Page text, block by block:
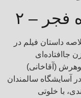
– ۲
(مونا زندی حقیقی) ۱/۲** خلاصه داستان فیلم در
جاافتاده‌ای
(آقاخانی)
آسایشگاه سالمندان
با خلوتی